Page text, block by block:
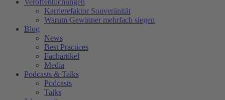
Veröffentlichungen
Karrierefaktor Souveränität
Warum Gewinner mehrfach siegen
Blog
News
Best Practices
Fachartikel
Media
Podcasts & Talks
Podcasts
Talks